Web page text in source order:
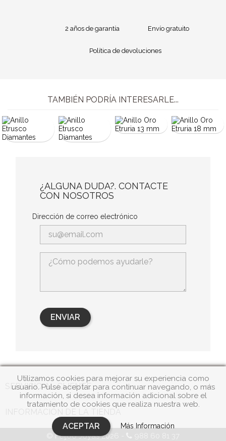
2 años de garantía Envío gratuito
Política de devoluciones
TAMBIÉN PODRÍA INTERESARLE...
¿ALGUNA DUDA?. CONTACTE
CON NOSOTROS
Dirección de correo electrónico
SERVICIO AL CLIENTE 
© Feijóo Joyas 2026 -
Utilizamos cookies para mejorar su experiencia como
usuario. Pulse aceptar para continuar navegando, o más
información, si desea información adicional sobre el
tratamiento de cookies que realiza nuestra web.
ACEPTAR Más Información